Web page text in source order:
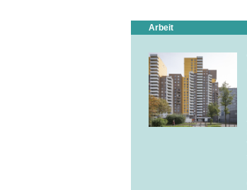
Arbeit